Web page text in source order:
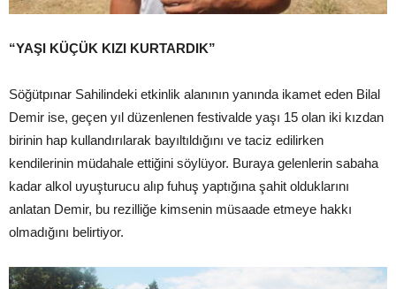
“YAŞI KÜÇÜK KIZI KURTARDIK”
Söğütpınar Sahilindeki etkinlik alanının yanında ikamet eden Bilal
Demir ise, geçen yıl düzenlenen festivalde yaşı 15 olan iki kızdan
birinin hap kullandırılarak bayıltıldığını ve taciz edilirken
kendilerinin müdahale ettiğini söylüyor. Buraya gelenlerin sabaha
kadar alkol uyuşturucu alıp fuhuş yaptığına şahit olduklarını
anlatan Demir, bu rezilliğe kimsenin müsaade etmeye hakkı
olmadığını belirtiyor.